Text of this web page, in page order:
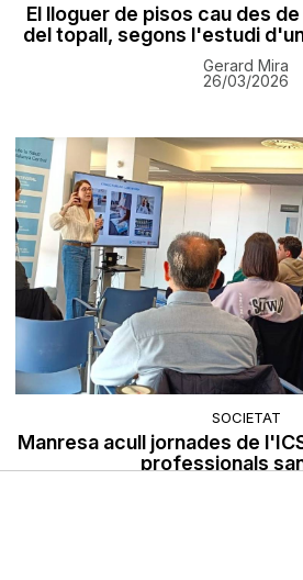
El lloguer de pisos cau des
del topall, segons l'estudi
Gerard Mira
26/03/2026
SOCIETAT
Manresa acull jornades de
professionals